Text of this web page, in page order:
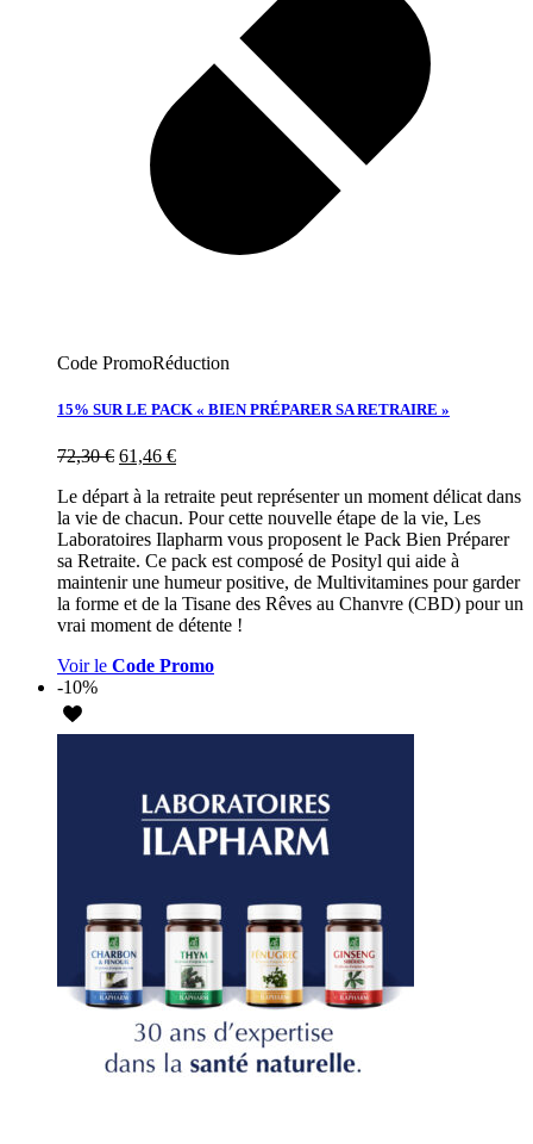
Code PromoRéduction
15% SUR LE PACK « BIEN PRÉPARER SA RETRAIRE »
72,30€ 61,46 €
Le départ à la retraite peut représenter un moment délicat dans
la vie de chacun. Pour cette nouvelle étape de la vie, Les
Laboratoires Ilapharm vous proposent le Pack Bien Préparer
sa Retraite. Ce pack est composé de Posityl qui aide à
maintenir une humeur positive, de Multivitamines pour garder
la forme et de la Tisane des Rêves au Chanvre (CBD) pour un
vrai moment de détente !
Voir le Code Promo
-10%